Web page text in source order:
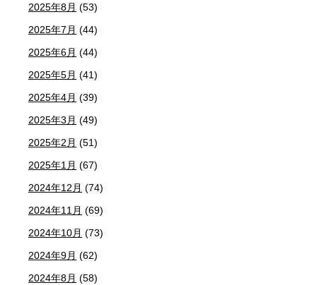
2025年8月 (53)
2025年7月 (44)
2025年6月 (44)
2025年5月 (41)
2025年4月 (39)
2025年3月 (49)
2025年2月 (51)
2025年1月 (67)
2024年12月 (74)
2024年11月 (69)
2024年10月 (73)
2024年9月 (62)
2024年8月 (58)